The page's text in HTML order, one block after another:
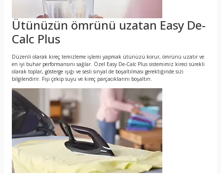
Ütünüzün ömrünü uzatan Easy De-
Calc Plus
Düzenli olarak kireç temizleme işlemi yapmak ütünüzü korur, ömrünü uzatır ve
en iyi buhar performansını sağlar. Özel Easy De-Calc Plus sistemimiz kireci sürekli
olarak toplar, gösterge ışığı ve sesli sinyal de boşaltılması gerektiğinde sizi
bilgilendirir. Fişi çekip suyu ve kireç parçacıklarını boşaltın.